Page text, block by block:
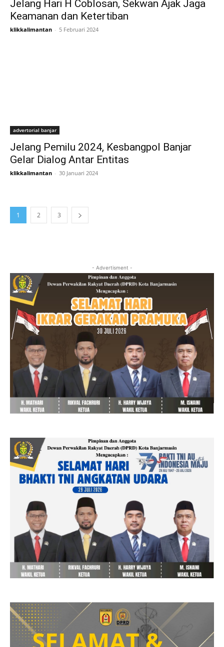
Jelang Hari H Coblosan, Sekwan Ajak Jaga
Keamanan dan Ketertiban
klikkalimantan - 5 Februari 2024
advertorial banjar
Jelang Pemilu 2024, Kesbangpol Banjar
Gelar Dialog Antar Entitas
klikkalimantan - 30 Januari 2024
1 2 3
- Advertisment -